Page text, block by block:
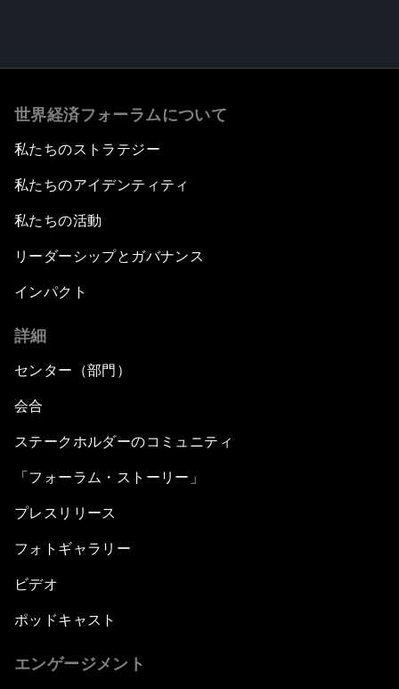
世界経済フォーラムについて
私たちのストラテジー
私たちのアイデンティティ
私たちの活動
リーダーシップとガバナンス
インパクト
詳細
センター（部門）
会合
ステークホルダーのコミュニティ
「フォーラム・ストーリー」
プレスリリース
フォトギャラリー
ビデオ
ポッドキャスト
エンゲージメント